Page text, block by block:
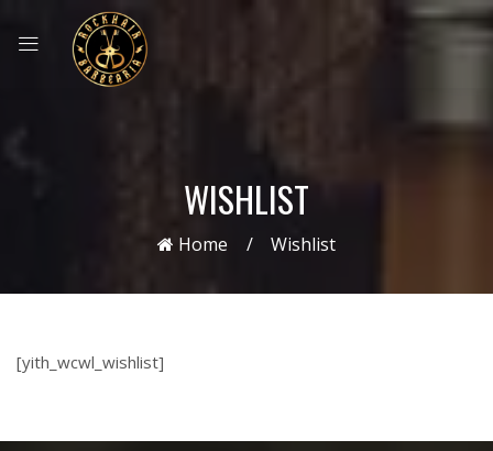
WISHLIST
Home Wishlist
[yith_wcwl_wishlist]